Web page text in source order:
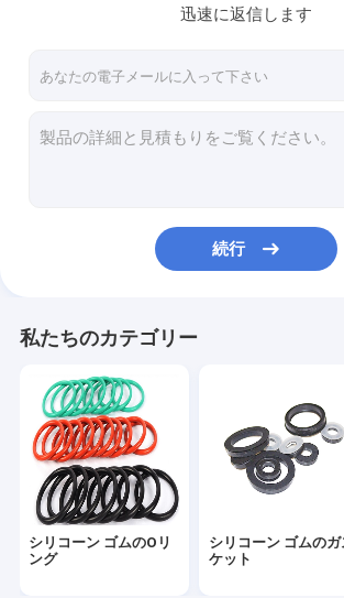
シリコーン ゴムのスリーブを付けること
適性のボディー ビル
医学のシリコーン ゴム
適用範囲が広いシリコーンの管
シリコーン ゴムのコード
ネオプレンのOリング
シリコーンの世帯項目
迅速に返信します
続行
私たちのカテゴリー
シリコーン ゴムのOリ
ング
シリコーン ゴムのガ
ケット